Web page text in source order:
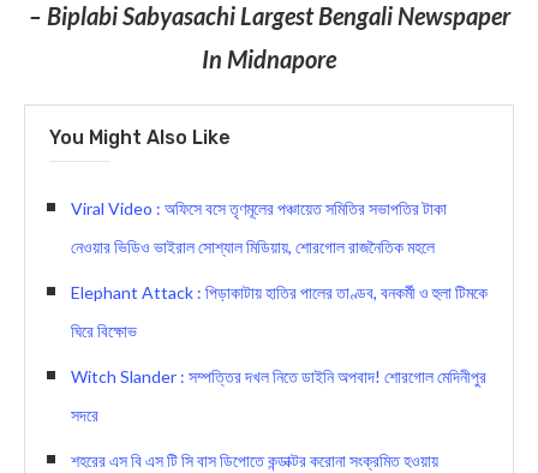
– Biplabi Sabyasachi Largest Bengali Newspaper
In Midnapore
You Might Also Like
Viral Video : অফিসে বসে তৃণমূলের পঞ্চায়েত সমিতির সভাপতির টাকা
নেওয়ার ভিডিও ভাইরাল সোশ্যাল মিডিয়ায়, শোরগোল রাজনৈতিক মহলে
Elephant Attack : পিড়াকাটায় হাতির পালের তাণ্ডব, বনকর্মী ও হুলা টিমকে
ঘিরে বিক্ষোভ
Witch Slander : সম্পত্তির দখল নিতে ডাইনি অপবাদ! শোরগোল মেদিনীপুর
সদরে
শহরের এস বি এস টি সি বাস ডিপোতে কন্ডাক্টর করোনা সংক্রমিত হওয়ায়